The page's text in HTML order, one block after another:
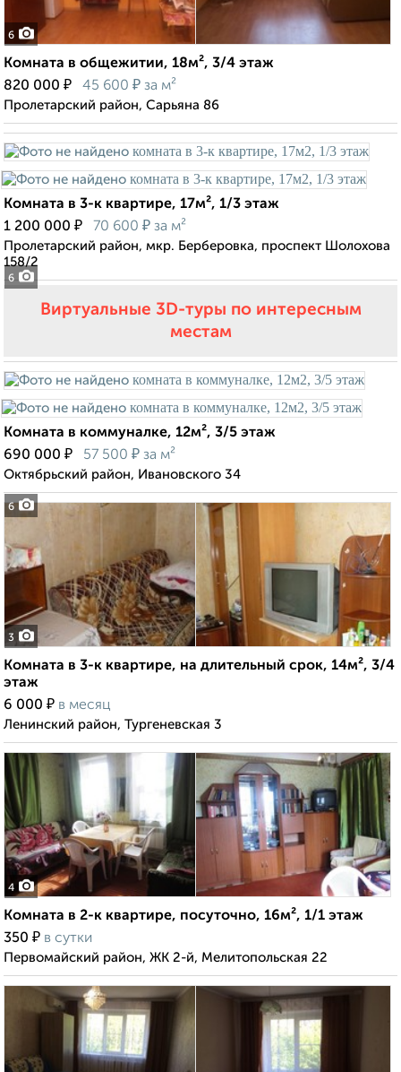
6
Комната в общежитии, 18м², 3/4 этаж
820 000 ₽ 45 600 ₽ за м²
Пролетарский район, Сарьяна 86
6
Комната в 3-к квартире, 17м², 1/3 этаж
1 200 000 ₽ 70 600 ₽ за м²
Пролетарский район, мкр. Берберовка, проспект Шолохова
158/2
Виртуальные 3D-туры по интересным
местам
6
Комната в коммуналке, 12м², 3/5 этаж
690 000 ₽ 57 500 ₽ за м²
Октябрьский район, Ивановского 34
3
Комната в 3-к квартире, на длительный срок, 14м², 3/4
этаж
6 000 ₽ в месяц
Ленинский район, Тургеневская 3
4
Комната в 2-к квартире, посуточно, 16м², 1/1 этаж
350 ₽ в сутки
Первомайский район, ЖК 2-й, Мелитопольская 22